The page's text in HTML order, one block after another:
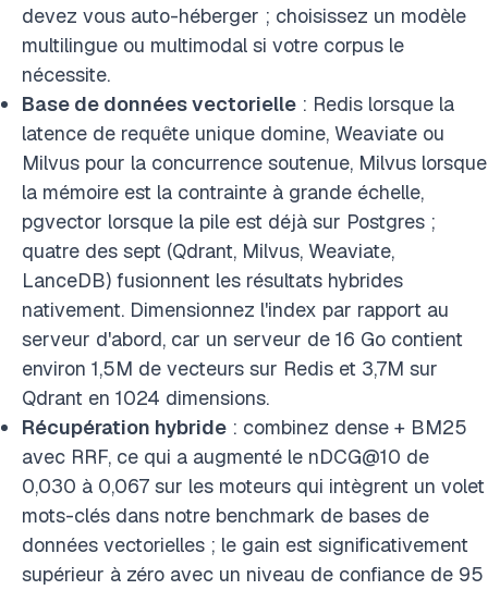
devez vous auto-héberger ; choisissez un modèle
multilingue ou multimodal si votre corpus le
nécessite.
Base de données vectorielle : Redis lorsque la
latence de requête unique domine, Weaviate ou
Milvus pour la concurrence soutenue, Milvus lorsque
la mémoire est la contrainte à grande échelle,
pgvector lorsque la pile est déjà sur Postgres ;
quatre des sept (Qdrant, Milvus, Weaviate,
LanceDB) fusionnent les résultats hybrides
nativement. Dimensionnez l'index par rapport au
serveur d'abord, car un serveur de 16 Go contient
environ 1,5M de vecteurs sur Redis et 3,7M sur
Qdrant en 1024 dimensions.
Récupération hybride : combinez dense + BM25
avec RRF, ce qui a augmenté le nDCG@10 de
0,030 à 0,067 sur les moteurs qui intègrent un volet
mots-clés dans notre benchmark de bases de
données vectorielles ; le gain est significativement
supérieur à zéro avec un niveau de confiance de 95